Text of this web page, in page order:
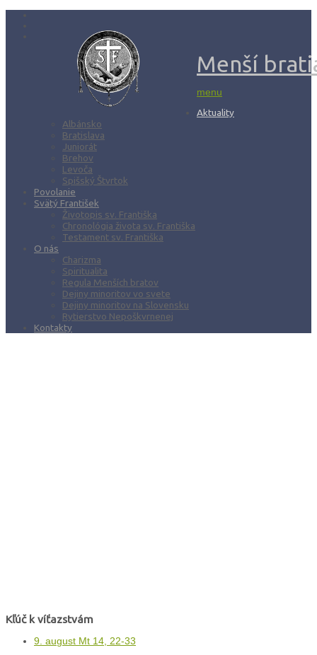
Menší
menu
Aktuality
Albánsko
Bratislava
Juniorát
Brehov
Levoča
Spišský Štvrtok
Povolanie
Svätý František
Životopis sv. Františka
Chronológia života sv. Františka
Testament sv. Františka
O nás
Charizma
Spiritualita
Regula Menších bratov
Dejiny minoritov vo svete
Dejiny minoritov na Slovensku
Rytierstvo Nepoškvrnenej
Kontakty
Kľúč k víťazstvám
9. august Mt 14, 22-33